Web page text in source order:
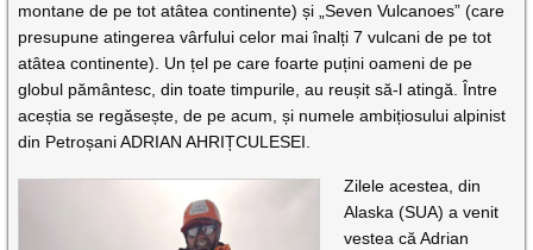
montane de pe tot atâtea continente) și „Seven Vulcanoes” (care
presupune atingerea vârfului celor mai înalți 7 vulcani de pe tot
atâtea continente). Un țel pe care foarte puțini oameni de pe
globul pământesc, din toate timpurile, au reușit să-l atingă. Între
aceștia se regăsește, de pe acum, și numele ambițiosului alpinist
din Petroșani ADRIAN AHRIȚCULESEI.
Zilele acestea, din
Alaska (SUA) a venit
vestea că Adrian